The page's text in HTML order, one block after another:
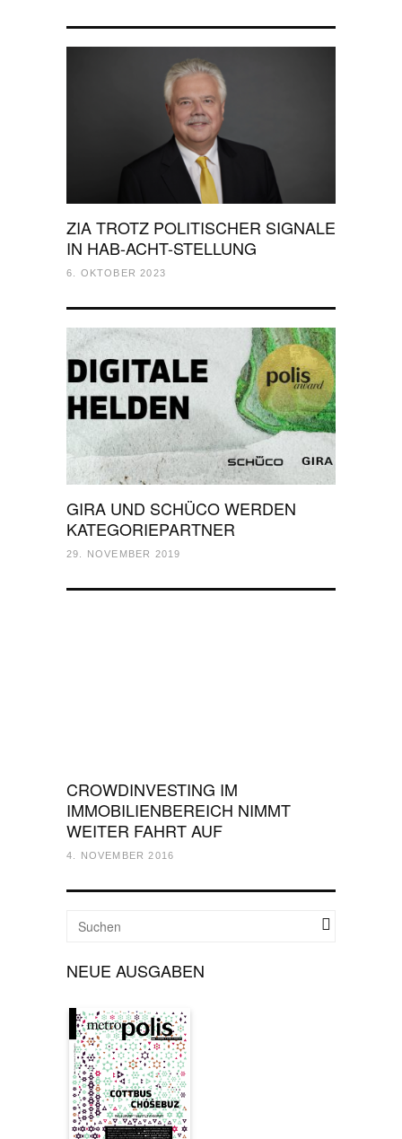
ZIA TROTZ POLITISCHER SIGNALE
IN HAB-ACHT-STELLUNG
6. OKTOBER 2023
GIRA UND SCHÜCO WERDEN
KATEGORIEPARTNER
29. NOVEMBER 2019
CROWDINVESTING IM
IMMOBILIENBEREICH NIMMT
WEITER FAHRT AUF
4. NOVEMBER 2016
NEUE AUSGABEN